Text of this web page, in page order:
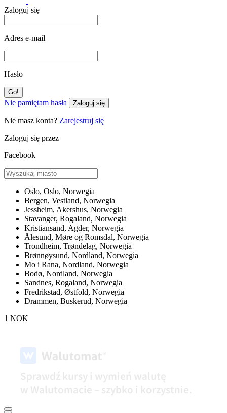
Zaloguj się
Adres e-mail
Hasło
Nie pamiętam hasła Zaloguj się
Nie masz konta? Zarejestruj się
Zaloguj się przez
Facebook
Oslo, Oslo, Norwegia
Bergen, Vestland, Norwegia
Jessheim, Akershus, Norwegia
Stavanger, Rogaland, Norwegia
Kristiansand, Agder, Norwegia
Ålesund, Møre og Romsdal, Norwegia
Trondheim, Trøndelag, Norwegia
Brønnøysund, Nordland, Norwegia
Mo i Rana, Nordland, Norwegia
Bodø, Nordland, Norwegia
Sandnes, Rogaland, Norwegia
Fredrikstad, Østfold, Norwegia
Drammen, Buskerud, Norwegia
1 NOK